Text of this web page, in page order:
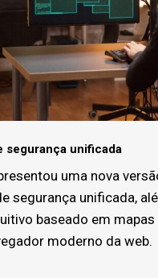
segurança unificada
uma nova
segurança unificada,
baseado em mapas
moderno da web.